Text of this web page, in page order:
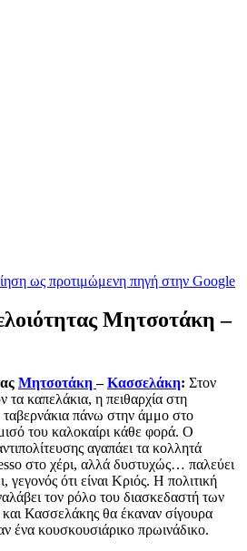
ως προτιμώμενη πηγή στην Google
Μητσοτάκη –
Μητσοτάκη–Κασσελάκη: Στον
καπελάκια, η πειθαρχία στη
ταβερνάκια πάνω στην άμμο στο
του καλοκαίρι κάθε φορά. Ο
αγαπάει τα κολλητά
στο χέρι, αλλά δυστυχώς… παλεύει
γεγονός ότι είναι Κριός. Η πολιτική
τον ρόλο του διασκεδαστή των
Κασσελάκης θα έκαναν σίγουρα
ένα κουσκουσιάρικο πρωινάδικο.